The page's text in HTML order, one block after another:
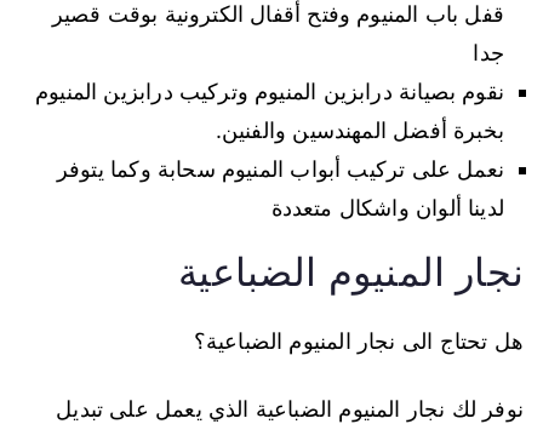
قفل باب المنيوم وفتح أقفال الكترونية بوقت قصير
جدا
نقوم بصيانة درابزين المنيوم وتركيب درابزين المنيوم
بخبرة أفضل المهندسين والفنين.
نعمل على تركيب أبواب المنيوم سحابة وكما يتوفر
لدينا ألوان واشكال متعددة
نجار المنيوم الضباعية
هل تحتاج الى نجار المنيوم الضباعية؟
نوفر لك نجار المنيوم الضباعية الذي يعمل على تبديل